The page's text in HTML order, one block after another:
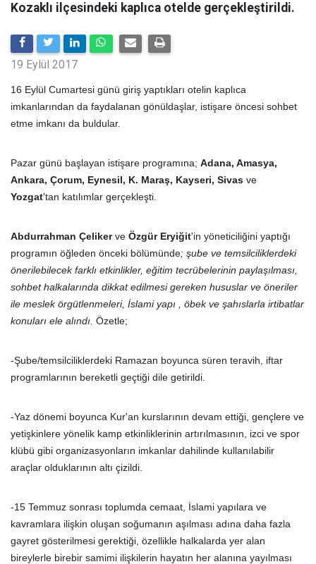
Kozaklı ilçesindeki kaplıca otelde gerçekleştirildi.
19 Eylül 2017
16 Eylül Cumartesi günü giriş yaptıkları otelin kaplıca
imkanlarından da faydalanan gönüldaşlar, istişare öncesi sohbet
etme imkanı da buldular.
Pazar günü başlayan istişare programına; Adana, Amasya,
Ankara, Çorum, Eynesil, K. Maraş, Kayseri, Sivas ve
Yozgat'tan katılımlar gerçekleşti.
Abdurrahman Çeliker ve Özgür Eryiğit'in yöneticiliğini yaptığı
programın öğleden önceki bölümünde; şube ve temsilciliklerdeki
önerilebilecek farklı etkinlikler, eğitim tecrübelerinin paylaşılması,
sohbet halkalarında dikkat edilmesi gereken hususlar ve öneriler
ile meslek örgütlenmeleri, İslami yapı , öbek ve şahıslarla irtibatlar
konuları ele alındı. Özetle;
-Şube/temsilciliklerdeki Ramazan boyunca süren teravih, iftar
programlarının bereketli geçtiği dile getirildi.
-Yaz dönemi boyunca Kur'an kurslarının devam ettiği, gençlere ve
yetişkinlere yönelik kamp etkinliklerinin artırılmasının, izci ve spor
klübü gibi organizasyonların imkanlar dahilinde kullanılabilir
araçlar olduklarının altı çizildi.
-15 Temmuz sonrası toplumda cemaat, İslami yapılara ve
kavramlara ilişkin oluşan soğumanın aşılması adına daha fazla
gayret gösterilmesi gerektiği, özellikle halkalarda yer alan
bireylerle birebir samimi ilişkilerin hayatın her alanına yayılması